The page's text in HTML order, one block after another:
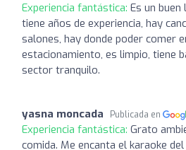
Experiencia fantástica: Es un
tiene años de experiencia, hay
salones, hay donde poder comer
estacionamiento, es limpio, tiene
sector tranquilo.
yasna moncada Publicada en
Experiencia fantástica: Grato
comida. Me encanta el karaoke